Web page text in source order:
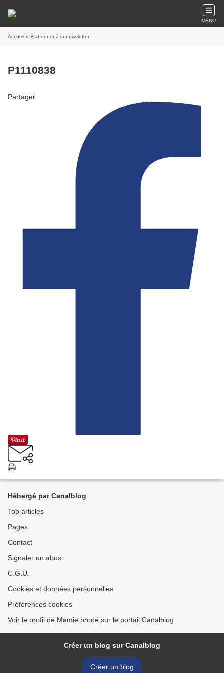
MENU
Accueil » S'abonner à la newsletter
P1110838
Partager
Hébergé par Canalblog
Top articles
Pages
Contact
Signaler un abus
C.G.U.
Cookies et données personnelles
Préférences cookies
Voir le profil de Mamie brode sur le portail Canalblog
Créer un blog sur Canalblog
Créer un blog